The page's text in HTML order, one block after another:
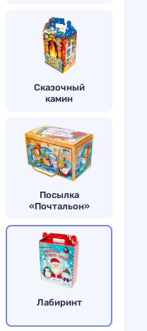
Сказочный
камин
Посылка
«Почтальон»
Лабиринт